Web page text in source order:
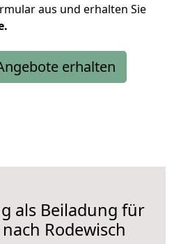
aus und erhalten Sie
erhalten
als Beiladung für
Rodewisch